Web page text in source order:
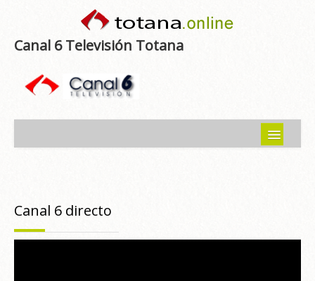
Canal 6 Televisión Totana
Programas emitidos
Canal 6 directo